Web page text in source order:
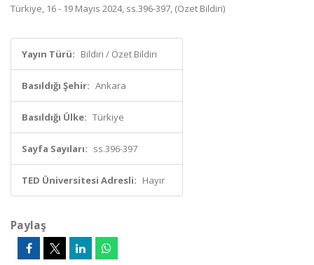
Türkiye, 16 - 19 Mayıs 2024, ss.396-397, (Özet Bildiri)
Yayın Türü: Bildiri / Özet Bildiri
Basıldığı Şehir: Ankara
Basıldığı Ülke: Türkiye
Sayfa Sayıları: ss.396-397
TED Üniversitesi Adresli: Hayır
Paylaş